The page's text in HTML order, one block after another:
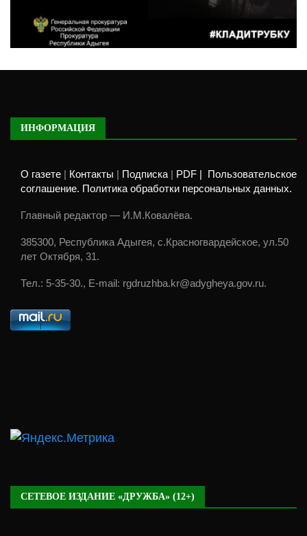
ИНФОРМАЦИЯ
О газете Контакты Подписка PDF |
Пользовательское
соглашение. Политика обработки персональных данных.
Главный редактор — И.М.Ковалёва.
385300, Республика Адыгея, с.Красногвардейское, ул.50
лет Октября, 31.
Тел.: 5-35-30., E-mail: rgdruzhba.kr@adygheya.gov.ru.
СЕТЕВОЕ ИЗДАНИЕ «ДРУЖБА» (12+)